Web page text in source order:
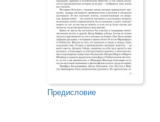
Предисловие